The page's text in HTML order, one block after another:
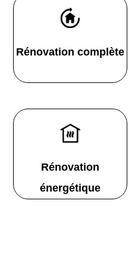
Rénovation complète
Rénovation
énergétique